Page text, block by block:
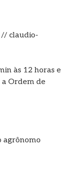
// claudio-
às 12 horas e
Ordem de
agrônomo